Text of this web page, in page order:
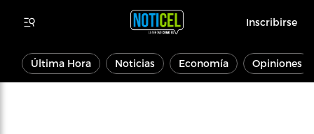
Inscribirse
Última Hora Noticias Economía Opiniones